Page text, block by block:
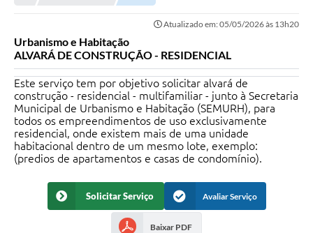
Atualizado em: 05/05/2026 às 13h20
Urbanismo e Habitação
ALVARÁ DE CONSTRUÇÃO - RESIDENCIAL
Este serviço tem por objetivo solicitar alvará de
construção - residencial - multifamiliar - junto à Secretaria
Municipal de Urbanismo e Habitação (SEMURH), para
todos os empreendimentos de uso exclusivamente
residencial, onde existem mais de uma unidade
habitacional dentro de um mesmo lote, exemplo:
(predios de apartamentos e casas de condomínio).
Solicitar Serviço Avaliar Serviço
Baixar PDF